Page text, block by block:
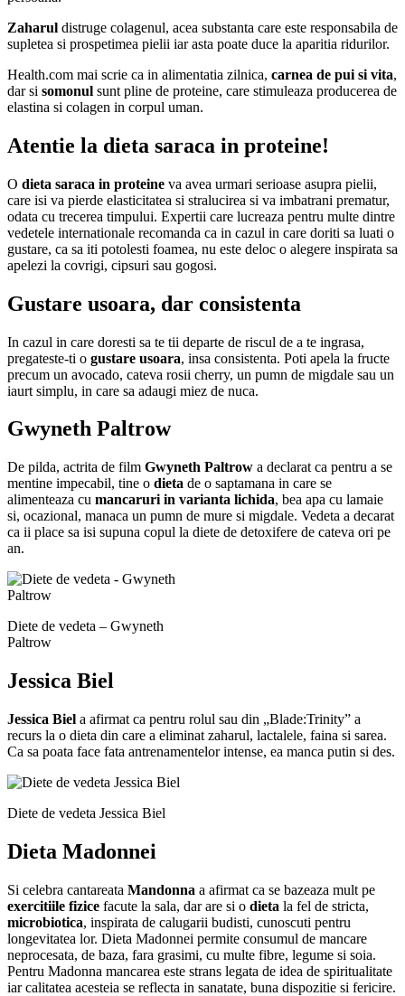
Zaharul distruge colagenul, acea substanta care este responsabila de
supletea si prospetimea pielii iar asta poate duce la aparitia ridurilor.
Health.com mai scrie ca in alimentatia zilnica, carnea de pui si vita,
dar si somonul sunt pline de proteine, care stimuleaza producerea de
elastina si colagen in corpul uman.
Atentie la dieta saraca in proteine!
O dieta saraca in proteine va avea urmari serioase asupra pielii,
care isi va pierde elasticitatea si stralucirea si va imbatrani prematur,
odata cu trecerea timpului. Expertii care lucreaza pentru multe dintre
vedetele internationale recomanda ca in cazul in care doriti sa luati o
gustare, ca sa iti potolesti foamea, nu este deloc o alegere inspirata sa
apelezi la covrigi, cipsuri sau gogosi.
Gustare usoara, dar consistenta
In cazul in care doresti sa te tii departe de riscul de a te ingrasa,
pregateste-ti o gustare usoara, insa consistenta. Poti apela la fructe
precum un avocado, cateva rosii cherry, un pumn de migdale sau un
iaurt simplu, in care sa adaugi miez de nuca.
Gwyneth Paltrow
De pilda, actrita de film Gwyneth Paltrow a declarat ca pentru a se
mentine impecabil, tine o dieta de o saptamana in care se
alimenteaza cu mancaruri in varianta lichida, bea apa cu lamaie
si, ocazional, manaca un pumn de mure si migdale. Vedeta a decarat
ca ii place sa isi supuna copul la diete de detoxifere de cateva ori pe
an.
Diete de vedeta – Gwyneth
Paltrow
Jessica Biel
Jessica Biel a afirmat ca pentru rolul sau din „Blade:Trinity” a
recurs la o dieta din care a eliminat zaharul, lactalele, faina si sarea.
Ca sa poata face fata antrenamentelor intense, ea manca putin si des.
Diete de vedeta Jessica Biel
Dieta Madonnei
Si celebra cantareata Mandonna a afirmat ca se bazeaza mult pe
exercitiile fizice facute la sala, dar are si o dieta la fel de stricta,
microbiotica, inspirata de calugarii budisti, cunoscuti pentru
longevitatea lor. Dieta Madonnei permite consumul de mancare
neprocesata, de baza, fara grasimi, cu multe fibre, legume si soia.
Pentru Madonna mancarea este strans legata de idea de spiritualitate
iar calitatea acesteia se reflecta in sanatate, buna dispozitie si fericire.